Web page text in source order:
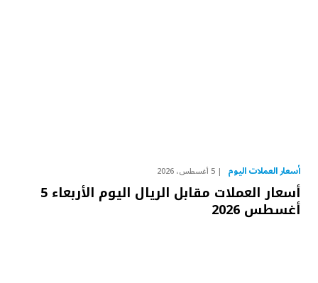
أسعار العملات اليوم 5 أغسطس، 2026
أسعار العملات مقابل الريال اليوم الأربعاء 5
أغسطس 2026